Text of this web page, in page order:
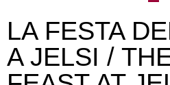
LA FESTA
A JELSI /